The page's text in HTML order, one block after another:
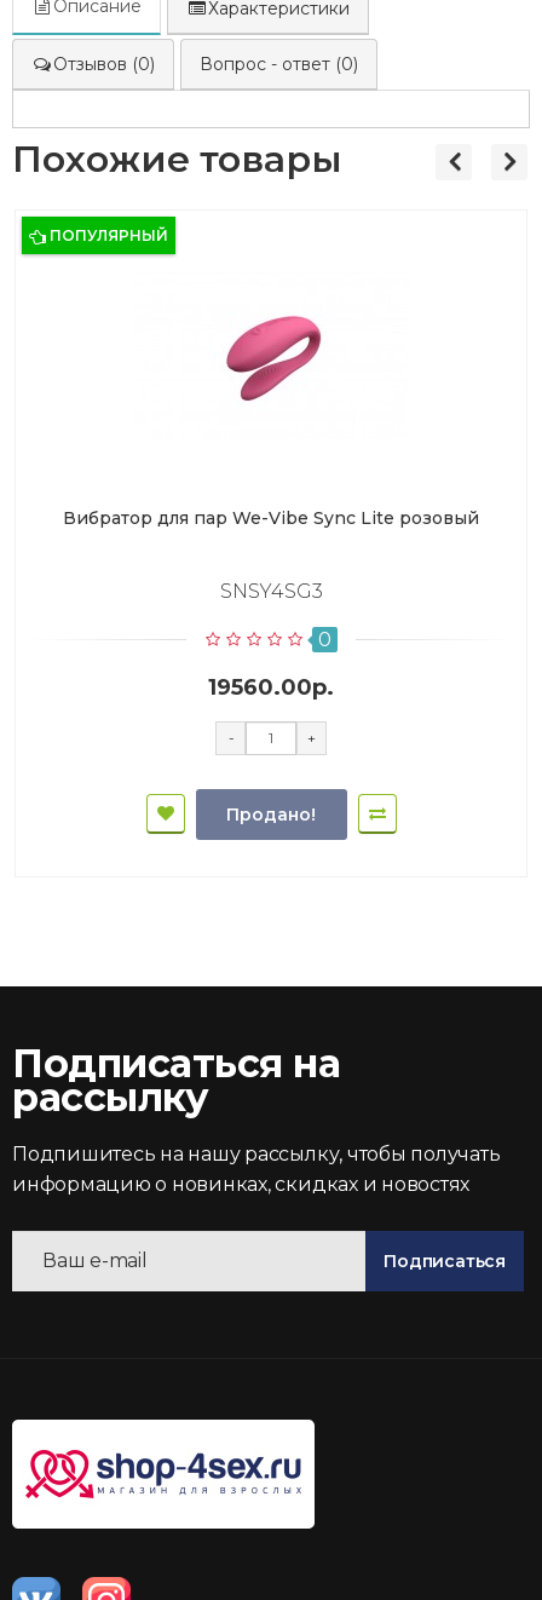
Описание Характеристики
Отзывов (0) Вопрос - ответ (0)
Похожие товары
ПОПУЛЯРНЫЙ
Вибратор для пар We-Vibe Sync Lite розовый
SNSY4SG3
0
19560.00р.
- +
Продано!
Подписаться на
рассылку
Подпишитесь на нашу рассылку, чтобы получать
информацию о новинках, скидках и новостях
Подписаться